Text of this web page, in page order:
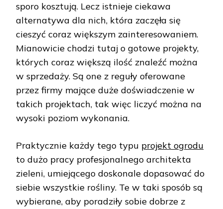
sporo kosztują. Lecz istnieje ciekawa
alternatywa dla nich, która zaczęła się
cieszyć coraz większym zainteresowaniem.
Mianowicie chodzi tutaj o gotowe projekty,
których coraz większą ilość znaleźć można
w sprzedaży. Są one z reguły oferowane
przez firmy mające duże doświadczenie w
takich projektach, tak więc liczyć można na
wysoki poziom wykonania.
Praktycznie każdy tego typu projekt ogrodu
to dużo pracy profesjonalnego architekta
zieleni, umiejącego doskonale dopasować do
siebie wszystkie rośliny. Te w taki sposób są
wybierane, aby poradziły sobie dobrze z